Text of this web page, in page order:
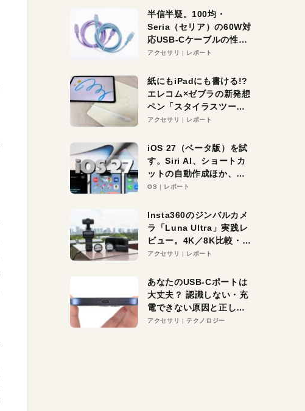
半信半疑。100均・
Seria（セリア）の60W対
応USB-Cケーブルの性能
を検証。超コスパの1本を
アクセサリ レポート
紙にもiPadにも書ける!?
エレコム×ゼブラの新発想
ペン「スタイラスツーウ
ェイ」レビュー。持ち替
アクセサリ レポート
iOS 27（ベータ版）を試
す。Siri AI、ショートカ
ットの自動作成ほか、期
待大の便利機能5選。
る未来はすぐそこ！
OS レポート
Insta360のジンバルカメ
ラ「Luna Ultra」実践レ
ビュー。4K／8K比較・ズ
ーム・夜間撮影をチェッ
アクセサリ レポート
あなたのUSB-Cポートは
大丈夫？ 認識しない・充
電できない原因と正しい
対策
アクセサリ テクノロジー